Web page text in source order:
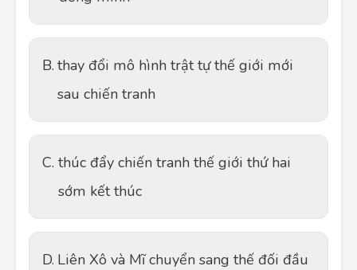
B. thay đổi mô hình trật tự thế giới mới
sau chiến tranh
C. thúc đẩy chiến tranh thế giới thứ hai
sớm kết thúc
D. Liên Xô và Mĩ chuyển sang thế đối đầu